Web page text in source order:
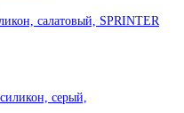
салатовый, SPRINTER